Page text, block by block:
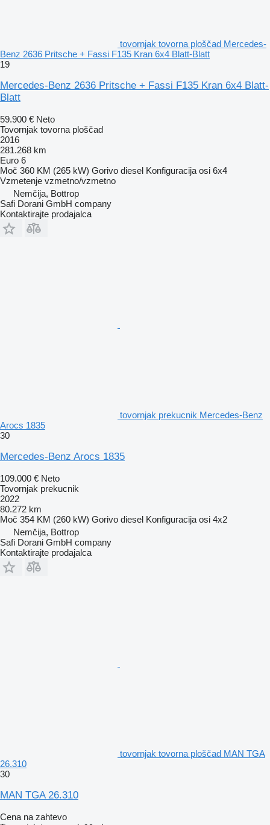
tovornjak tovorna ploščad Mercedes-
Benz 2636 Pritsche + Fassi F135 Kran 6x4 Blatt-Blatt
19
Mercedes-Benz 2636 Pritsche + Fassi F135 Kran 6x4 Blatt-
Blatt
59.900 € Neto
Tovornjak tovorna ploščad
2016
281.268 km
Euro 6
Moč 360 KM (265 kW) Gorivo diesel Konfiguracija osi 6x4
Vzmetenje vzmetno/vzmetno
Nemčija, Bottrop
Safi Dorani GmbH company
Kontaktirajte prodajalca
tovornjak prekucnik Mercedes-Benz
Arocs 1835
30
Mercedes-Benz Arocs 1835
109.000 € Neto
Tovornjak prekucnik
2022
80.272 km
Moč 354 KM (260 kW) Gorivo diesel Konfiguracija osi 4x2
Nemčija, Bottrop
Safi Dorani GmbH company
Kontaktirajte prodajalca
tovornjak tovorna ploščad MAN TGA
26.310
30
MAN TGA 26.310
Cena na zahtevo